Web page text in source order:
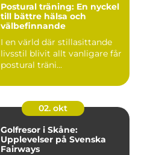
Postural träning: En nyckel
till bättre hälsa och
välbefinnande
I en värld där stillasittande
livsstil blivit allt vanligare får
postural träni...
02. okt
Golfresor i Skåne:
Upplevelser på Svenska
Fairways